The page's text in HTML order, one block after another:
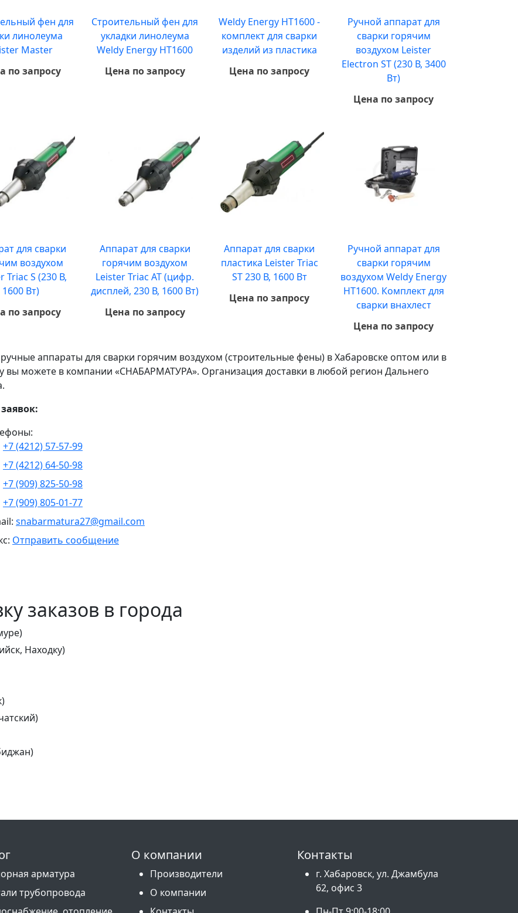
фен для
линолеума
Master
по запросу
Строительный фен для
укладки линолеума
Weldy Energy HT1600
Цена по запросу
Weldy Energy HT1600 -
комплект для сварки
изделий из пластика
Цена по запросу
Ручной аппарат для
сварки горячим
воздухом Leister
Electron ST (230 В, 3400
Вт)
Цена по запросу
для сварки
воздухом
Triac S (230 В,
1600 Вт)
по запросу
Аппарат для сварки
горячим воздухом
Leister Triac AT (цифр.
дисплей, 230 В, 1600 Вт)
Цена по запросу
Аппарат для сварки
пластика Leister Triac
ST 230 В, 1600 Вт
Цена по запросу
Ручной аппарат для
сварки горячим
воздухом Weldy Energy
HT1600. Комплект для
сварки внахлест
Цена по запросу
аппараты для сварки горячим воздухом (строительные фены) в Хабаровске оптом или в
вы можете в компании «СНАБАРМАТУРА». Организация доставки в любой регион Дальнего
+7 (4212) 57-57-99
+7 (4212) 64-50-98
+7 (909) 825-50-98
+7 (909) 805-01-77
snabarmatura27@gmail.com
Отправить сообщение
заказов в города
Находку)
арматура
трубопровода
О компании
Производители
О компании
Контакты
г. Хабаровск, ул. Джамбула
62, офис 3